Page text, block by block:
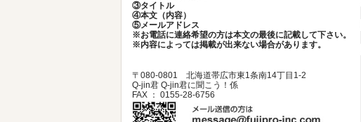
③タイトル
④本文（内容）
⑤メールアドレス
※お電話に連絡希望の方は本文の最後に記載して下さい。
※内容によっては掲載が出来ない場合があります。
〒080-0801 北海道帯広市東1条南14丁目1-2
Q-jin君 Q-jin君に聞こう！係
FAX ： 0155-28-6756